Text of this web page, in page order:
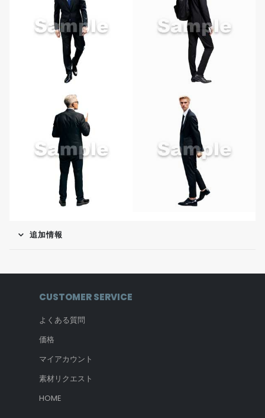
追加情報
CUSTOMER SERVICE
よくある質問
価格
マイアカウント
素材リクエスト
HOME